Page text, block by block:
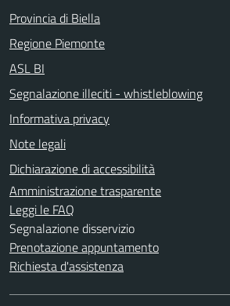
Provincia di Biella
Regione Piemonte
ASL BI
Segnalazione illeciti - whistleblowing
Informativa privacy
Note legali
Dichiarazione di accessibilità
Amministrazione trasparente
Leggi le FAQ
Segnalazione disservizio
Prenotazione appuntamento
Richiesta d'assistenza